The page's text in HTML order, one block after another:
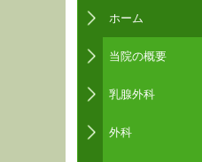
ホーム
当院の概要
乳腺外科
外科